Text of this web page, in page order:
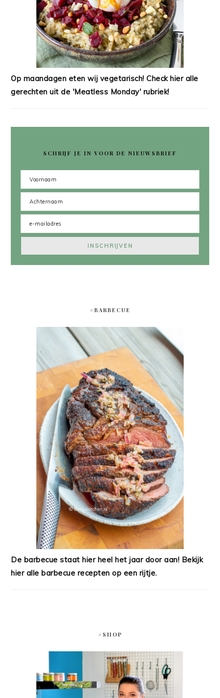
Op maandagen eten wij vegetarisch! Check hier alle
gerechten uit de 'Meatless Monday' rubriek!
SCHRIJF JE IN VOOR DE NIEUWSBRIEF
#BARBECUE
De barbecue staat hier heel het jaar door aan! Bekijk
hier alle barbecue recepten op een rijtje.
#SHOP